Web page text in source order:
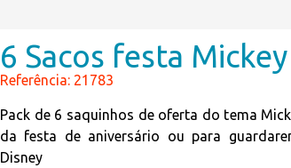
6 Sacos festa Mickey
Referência: 21783
Pack de 6 saquinhos de oferta do tema
da festa de aniversário ou para
Disney